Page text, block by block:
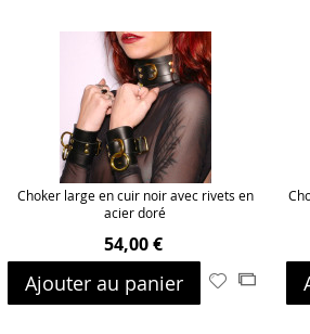
Choker large en cuir noir avec rivets en
acier doré
54,00 €
Ajouter au panier
AjouterAjouter